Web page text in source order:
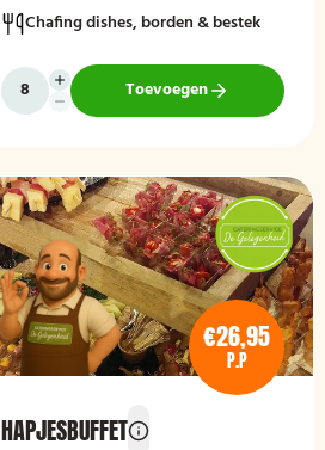
Chafing dishes, borden & bestek
Toevoegen
€26,95
P.P
HAPJESBUFFET